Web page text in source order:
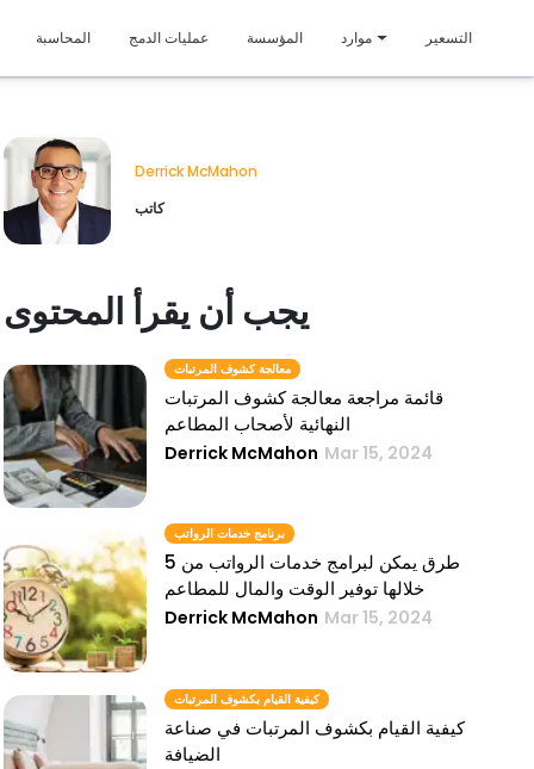
المحاسبة عمليات الدمج المؤسسة موارد التسعير
Derrick McMahon
كاتب
يجب أن يقرأ المحتوى
معالجة كشوف المرتبات
قائمة مراجعة معالجة كشوف المرتبات
النهائية لأصحاب المطاعم
Derrick McMahon Mar 15, 2024
برنامج خدمات الرواتب
5 طرق يمكن لبرامج خدمات الرواتب من
خلالها توفير الوقت والمال للمطاعم
Derrick McMahon Mar 15, 2024
كيفية القيام بكشوف المرتبات
كيفية القيام بكشوف المرتبات في صناعة
الضيافة